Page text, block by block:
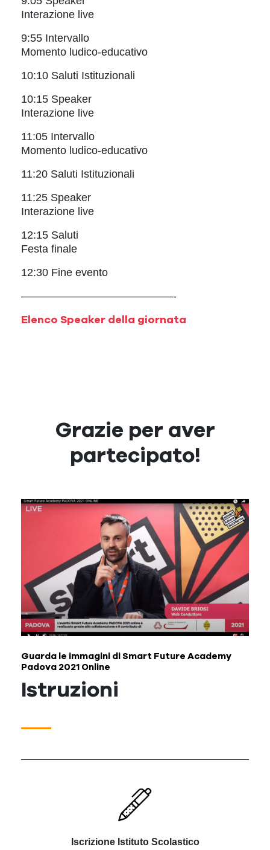
Interazione live
9:55 Intervallo
Momento ludico-educativo
10:10 Saluti Istituzionali
10:15 Speaker
Interazione live
11:05 Intervallo
Momento ludico-educativo
11:20 Saluti Istituzionali
11:25 Speaker
Interazione live
12:15 Saluti
Festa finale
12:30 Fine evento
——————————————-
Elenco Speaker della giornata
Grazie per aver
partecipato!
Guarda le immagini di Smart Future Academy
Padova 2021 Online
Istruzioni
Iscrizione Istituto Scolastico